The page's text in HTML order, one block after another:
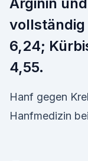
vollständig
6,24;
4,55.
Hanf gegen
Hanfmedizin